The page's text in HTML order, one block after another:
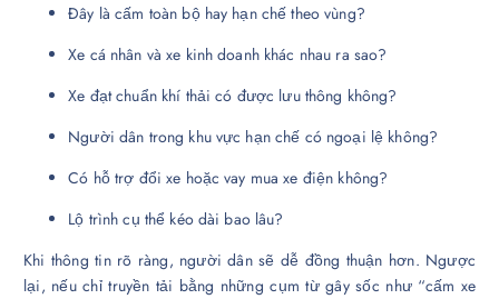
Đây là cấm toàn bộ hay hạn chế theo vùng?
Xe cá nhân và xe kinh doanh khác nhau ra sao?
Xe đạt chuẩn khí thải có được lưu thông không?
Người dân trong khu vực hạn chế có ngoại lệ không?
Có hỗ trợ đổi xe hoặc vay mua xe điện không?
Lộ trình cụ thể kéo dài bao lâu?
Khi thông tin rõ ràng, người dân sẽ dễ đồng thuận hơn. Ngược
lại, nếu chỉ truyền tải bằng những cụm từ gây sốc như “cấm xe